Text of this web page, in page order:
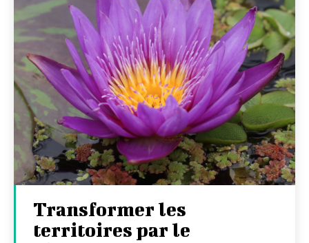
Transformer les
territoires par le